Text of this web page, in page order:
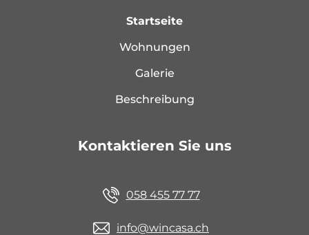
Startseite
Wohnungen
Galerie
Beschreibung
Kontaktieren Sie uns
058 455 77 77
info@wincasa.ch